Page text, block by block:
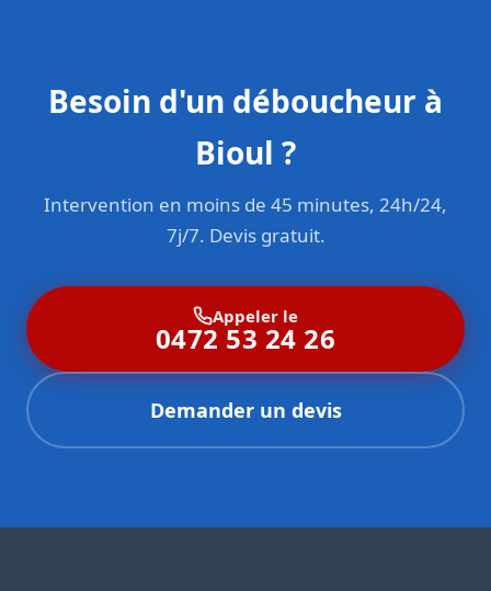
Besoin d'un déboucheur à
Bioul ?
Intervention en moins de 45 minutes, 24h/24,
7j/7. Devis gratuit.
Appeler le
0472 53 24 26
Demander un devis